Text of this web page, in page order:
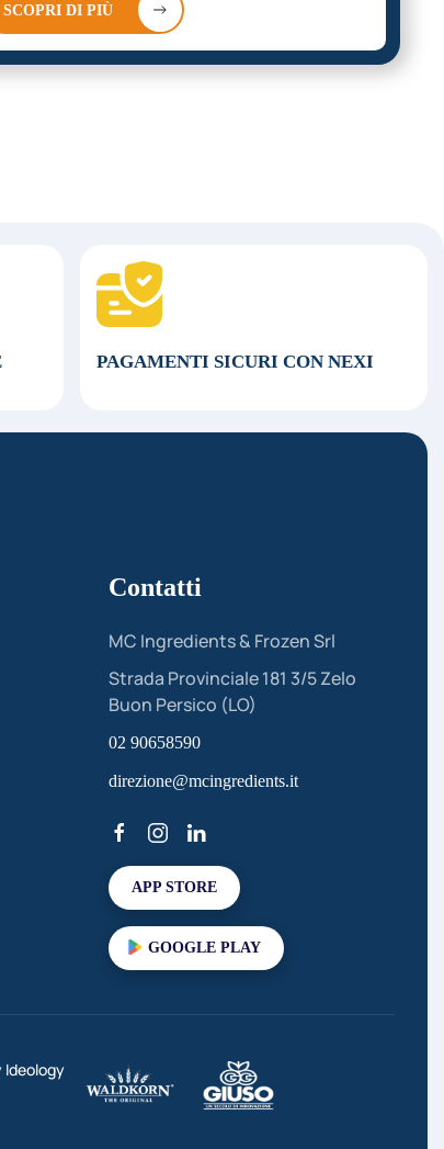
SCOPRI DI PIÙ
PAGAMENTI SICURI CON NEXI
Contatti
MC Ingredients & Frozen Srl
Strada Provinciale 181 3/5 Zelo
Buon Persico (LO)
02 90658590
direzione@mcingredients.it
APP STORE
GOOGLE PLAY
Ideology